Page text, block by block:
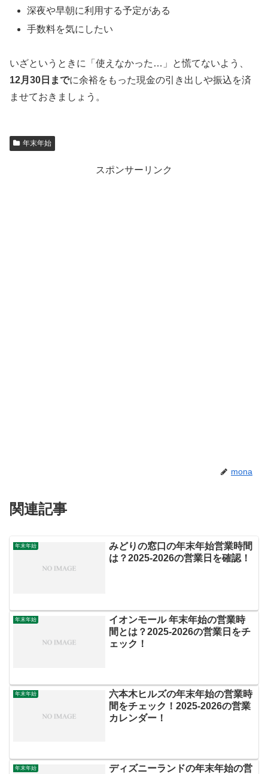
深夜や早朝に利用する予定がある
手数料を気にしたい
いざというときに「使えなかった…」と慌てないよう、
12月30日までに余裕をもった現金の引き出しや振込を済
ませておきましょう。
年末年始
スポンサーリンク
mona
関連記事
年末年始
みどりの窓口の年末年始営業時間
は？2025‐2026の営業日を確認！
年末年始
イオンモール 年末年始の営業時
間とは？2025‐2026の営業日をチ
ェック！
年末年始
六本木ヒルズの年末年始の営業時
間をチェック！2025-2026の営業
カレンダー！
年末年始
ディズニーランドの年末年始の営